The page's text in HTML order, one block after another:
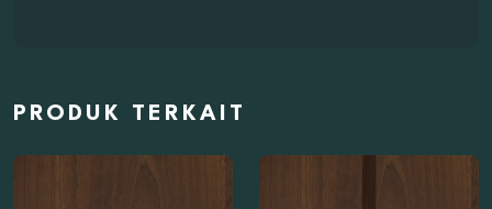
PRODUK TERKAIT